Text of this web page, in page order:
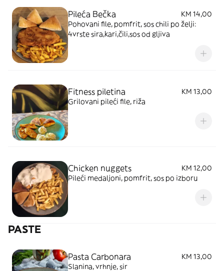
Pileća Bečka
KM 14,00
Pohovani file, pomfrit, sos chili po želji:
4vrste sira,kari,čili,sos od gljiva
Fitness piletina
KM 13,00
Grilovani pileći file, riža
Chicken nuggets
KM 12,00
Pileći medaljoni, pomfrit, sos po izboru
PASTE
Pasta Carbonara
KM 13,00
Slanina, vrhnje, sir